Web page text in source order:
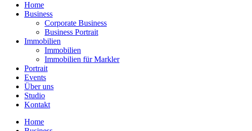
Home
Business
Corporate Business
Business Portrait
Immobilien
Immobilien
Immobilien für Markler
Portrait
Events
Über uns
Studio
Kontakt
Home